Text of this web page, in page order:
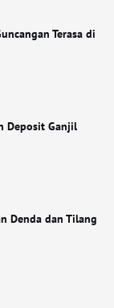
Terasa di
Deposit Ganjil
Denda dan Tilang